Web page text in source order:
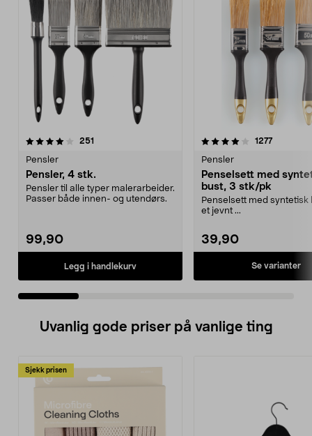
251
Pensler
Pensler, 4 stk.
Pensler til alle typer malerarbeider.
Passer både innen- og utendørs.
99,90
Legg i handlekurv
4.0 av 5 stjerner 1277
Pensler
Penselsett med
bust, 3 stk/pk
Penselsett med syntetisk
et jevnt ...
39,90
Se varianter
4.5 av 5 stjerner
Uvanlig gode priser på vanlige ting
Sjekk prisen